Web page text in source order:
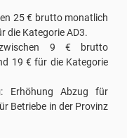
25 € brutto monatlich
die Kategorie AD3.
9 € brutto
19 € für die Kategorie
: Erhöhung Abzug für
Betriebe in der Provinz